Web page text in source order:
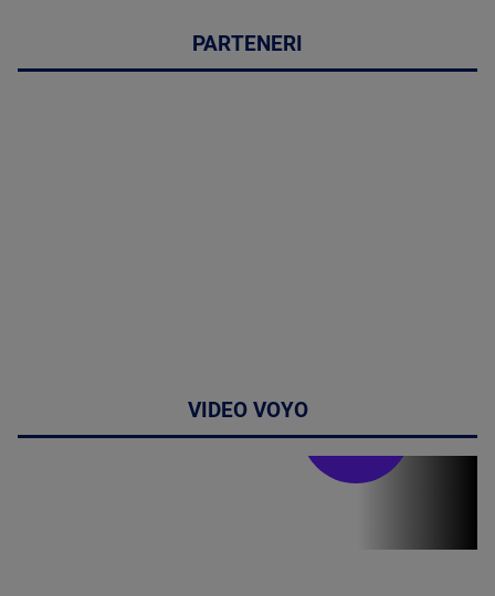
PARTENERI
VIDEO VOYO
Stirile PRO TV